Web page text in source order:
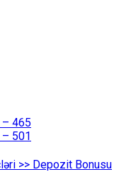
– 465
501
>> Depozit Bonusu